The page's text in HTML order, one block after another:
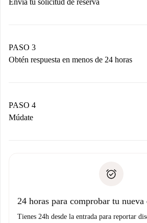
Envía tu solicitud de reserva
propietario acepte.
PASO 3
Obtén respuesta en menos de 24 horas
contacto con el propietario.
Si es rechazada: No te haremos
Prueba de solvencia
PASO 4
Múdate
no nos comunicas ningún problema.
24 horas para comprobar tu nueva
Tienes 24h desde la entrada para reportar